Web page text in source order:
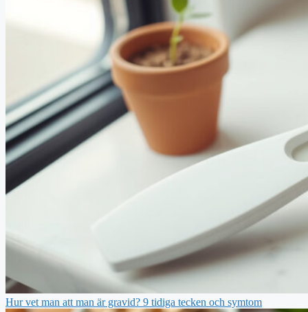
Hur vet man att man är gravid? 9 tidiga tecken och symtom